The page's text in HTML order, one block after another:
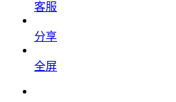
客服
分享
全屏